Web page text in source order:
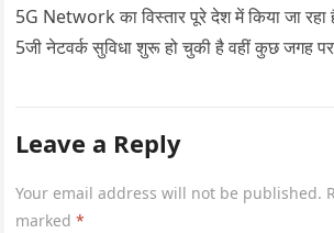
5G Network का विस्तार पूरे देश में किया जा
5जी नेटवर्क सुविधा शुरू हो चुकी है वहीं कुछ जगह
Leave a Reply
Your email address will not be published.
marked*